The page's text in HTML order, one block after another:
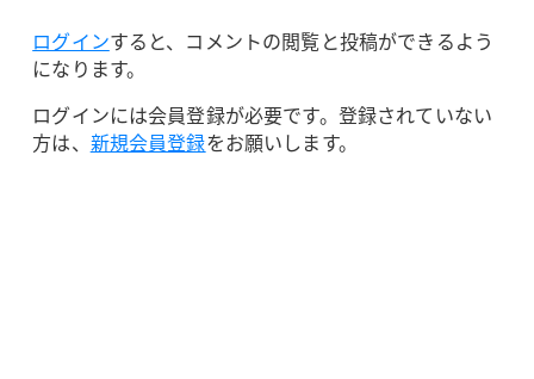
ログインすると、コメントの閲覧と投稿ができるよう
になります。
ログインには会員登録が必要です。登録されていない
方は、 新規会員登録をお願いします。